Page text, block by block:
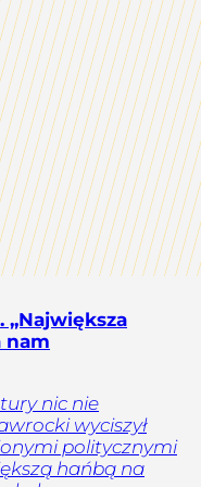
„Największa
nam
nic nie
wyciszył
politycznymi
hańbą na